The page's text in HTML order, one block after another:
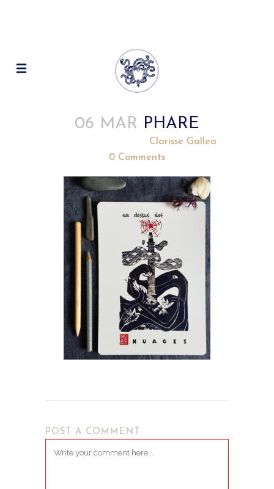
06 MAR PHARE
Clarisse Gallea
0 Comments
POST A COMMENT